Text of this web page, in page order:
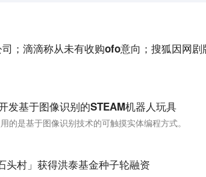
发基于图像识别的STEAM机器人玩具
是基于图像识别技术的可触摸实体编程方式。
头村」获得洪泰基金种子轮融资